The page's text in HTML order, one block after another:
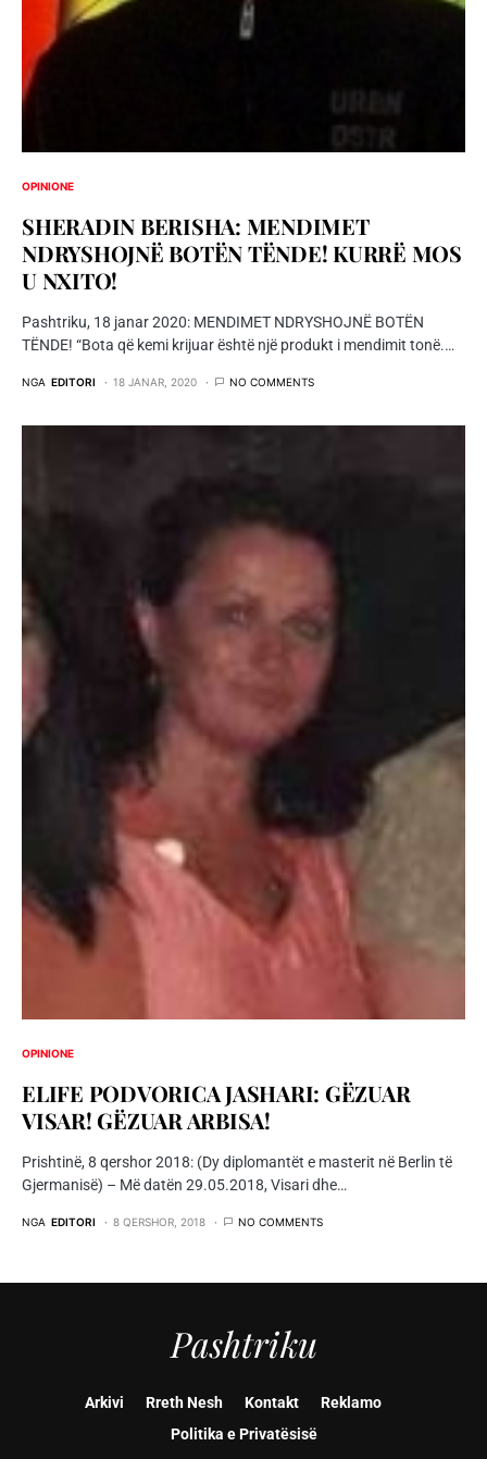
OPINIONE
SHERADIN BERISHA: MENDIMET
NDRYSHOJNË BOTËN TËNDE! KURRË MOS
U NXITO!
Pashtriku, 18 janar 2020: MENDIMET NDRYSHOJNË BOTËN
TËNDE! “Bota që kemi krijuar është një produkt i mendimit tonë.…
NGA EDITORI 18 JANAR, 2020 NO COMMENTS
OPINIONE
ELIFE PODVORICA JASHARI: GËZUAR
VISAR! GËZUAR ARBISA!
Prishtinë, 8 qershor 2018: (Dy diplomantët e masterit në Berlin të
Gjermanisë) – Më datën 29.05.2018, Visari dhe…
NGA EDITORI 8 QERSHOR, 2018 NO COMMENTS
Pashtriku
Arkivi Rreth Nesh Kontakt
Reklamo
Politika e Privatësisë